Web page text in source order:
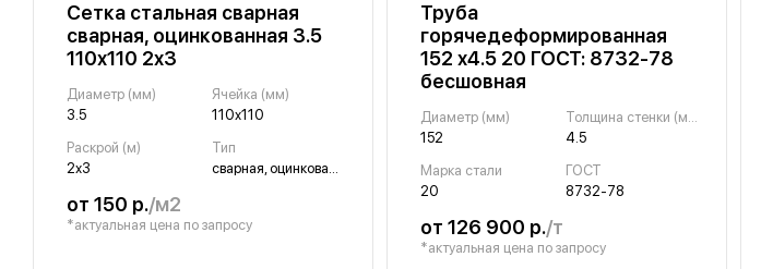
Сетка стальная сварная
сварная, оцинкованная 3.5
110х110 2х3
Диаметр (мм)
3.5
Ячейка (мм)
110х110
Раскрой (м)
2х3
Тип
сварная, оцинкованная
от 150 р./м2
*актуальная цена по запросу
Труба
горячедеформированная
152 х4.5 20 ГОСТ: 8732-78
бесшовная
Диаметр (мм)
152
Толщина стенки (мм)
4.5
Марка стали
20
ГОСТ
8732-78
от 126 900 р./т
*актуальная цена по запросу